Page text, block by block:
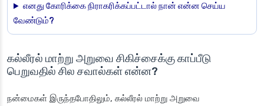
எனது கோரிக்கை நிராகரிக்கப்பட்டால் நான் என்ன செய்ய
வேண்டும்?
கல்லீரல் மாற்று அறுவை சிகிச்சைக்கு காப்பீடு
பெறுவதில் சில சவால்கள் என்ன?
நன்மைகள் இருந்தபோதிலும், கல்லீரல் மாற்று அறுவை